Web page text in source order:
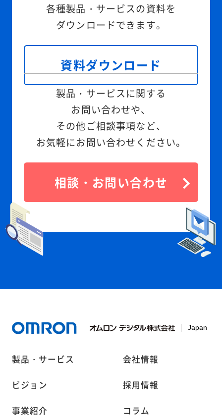
各種製品・サービスの資料を
ダウンロードできます。
資料ダウンロード
製品・サービスに関する
お問い合わせや、
その他ご相談事項など、
お気軽にお問い合わせください。
相談・お問い合わせ
製品・サービス 会社情報
事業紹介
ビジョン
コラム
採用情報